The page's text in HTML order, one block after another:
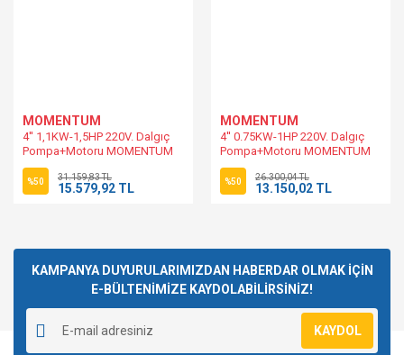
MOMENTUM
4'' 1,1KW-1,5HP 220V. Dalgıç
Pompa+Motoru MOMENTUM
4XRm4/14-1.1 Derin Kuyu
Motor+Pompası
%50 31.159,83 TL
15.579,92 TL
MOMENTUM
4'' 0.75KW-1HP 220V. Dalgıç
Pompa+Motoru MOMENTUM
4XRm4/10-0.75 Derin Kuyu
Motor+Pompası
%50 26.300,04 TL
13.150,02 TL
KAMPANYA DUYURULARIMIZDAN HABERDAR OLMAK İÇİN
E-BÜLTENİMİZE KAYDOLABİLİRSİNİZ!
KAYDOL